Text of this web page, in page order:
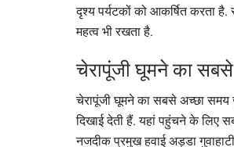
दृश्य पर्यटकों को आकर्षित करता
महत्व भी रखता है.
चेरापूंजी घूमने का
चेरापूंजी घूमने का सबसे अच्छा समय
दिखाई देती हैं. यहां पहुंचने के लिए
नजदीक प्रमुख हवाई अड्डा